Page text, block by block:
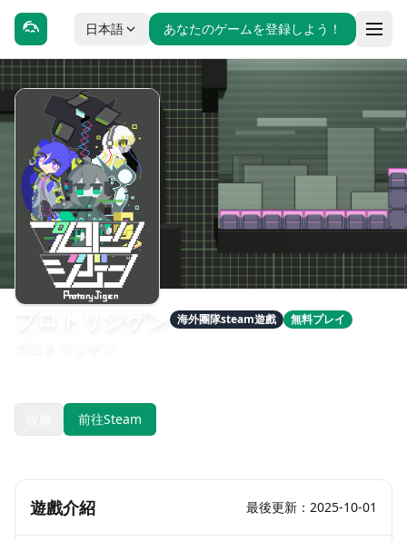
日本語 あなたのゲームを登録しよう！
海外團隊steam遊戲 無料プレイ
前往Steam
遊戲介紹 最後更新：2025-10-01